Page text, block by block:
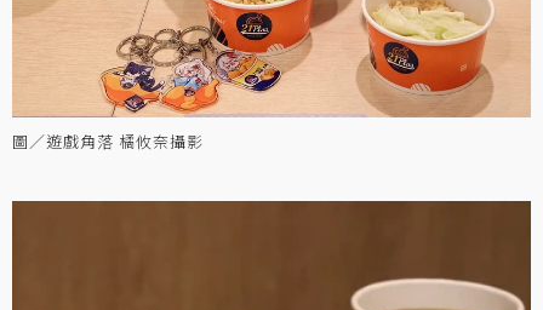
圖／遊戲角落 橘攸奈攝影